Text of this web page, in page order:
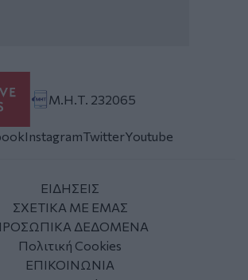
Μ.Η.Τ. 232065
InstagramTwitterYoutube
ΕΙΔΗΣΕΙΣ
ΣΧΕΤΙΚΑ ΜΕ ΕΜΑΣ
ΔΕΔΟΜΕΝΑ
Πολιτική Cookies
ΕΠΙΚΟΙΝΩΝΙΑ